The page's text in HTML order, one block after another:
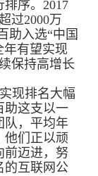
序。2017
过2000万
助入选“中国
年有望实现
保持高增长
现排名大幅
助这支以一
队，平均年
他们正以顽
前迈进，努
的互联网公